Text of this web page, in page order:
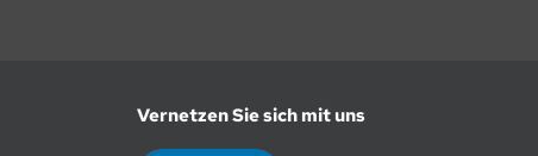
Vernetzen Sie sich mit uns